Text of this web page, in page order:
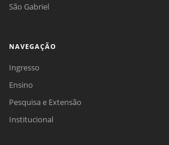
São Gabriel
NAVEGAÇÃO
Ingresso
Ensino
Pesquisa e Extensão
Institucional